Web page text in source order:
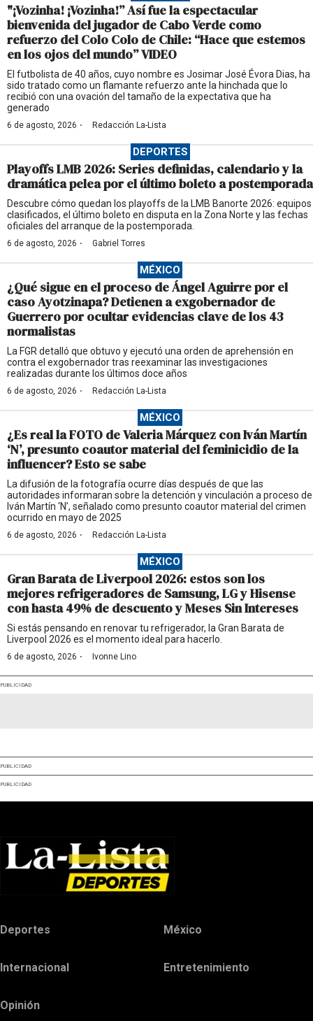
"¡Vozinha! ¡Vozinha!” Así fue la espectacular
bienvenida del jugador de Cabo Verde como
refuerzo del Colo Colo de Chile: “Hace que estemos
en los ojos del mundo” VIDEO
El futbolista de 40 años, cuyo nombre es Josimar José Évora Dias, ha
sido tratado como un flamante refuerzo ante la hinchada que lo
recibió con una ovación del tamaño de la expectativa que ha
generado
6 de agosto, 2026 · Redacción La-Lista
DEPORTES
Playoffs LMB 2026: Series definidas, calendario y la
dramática pelea por el último boleto a postemporada
Descubre cómo quedan los playoffs de la LMB Banorte 2026: equipos
clasificados, el último boleto en disputa en la Zona Norte y las fechas
oficiales del arranque de la postemporada.
6 de agosto, 2026 · Gabriel Torres
MÉXICO
¿Qué sigue en el proceso de Ángel Aguirre por el
caso Ayotzinapa? Detienen a exgobernador de
Guerrero por ocultar evidencias clave de los 43
normalistas
La FGR detalló que obtuvo y ejecutó una orden de aprehensión en
contra el exgobernador tras reexaminar las investigaciones
realizadas durante los últimos doce años
6 de agosto, 2026 · Redacción La-Lista
MÉXICO
¿Es real la FOTO de Valeria Márquez con Iván Martín
‘N’, presunto coautor material del feminicidio de la
influencer? Esto se sabe
La difusión de la fotografía ocurre días después de que las
autoridades informaran sobre la detención y vinculación a proceso de
Iván Martín ‘N’, señalado como presunto coautor material del crimen
ocurrido en mayo de 2025
6 de agosto, 2026 · Redacción La-Lista
MÉXICO
Gran Barata de Liverpool 2026: estos son los
mejores refrigeradores de Samsung, LG y Hisense
con hasta 49% de descuento y Meses Sin Intereses
Si estás pensando en renovar tu refrigerador, la Gran Barata de
Liverpool 2026 es el momento ideal para hacerlo.
6 de agosto, 2026 · Ivonne Lino
PUBLICIDAD
PUBLICIDAD
PUBLICIDAD
Deportes México
Internacional Entretenimiento
Opinión